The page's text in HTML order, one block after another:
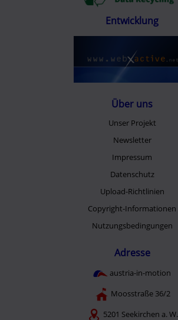
Entwicklung
Über uns
Unser Projekt
Newsletter
Impressum
Datenschutz
Upload-Richtlinien
Copyright-Informationen
Nutzungsbedingungen
Adresse
austria-in-motion
Moosstraße 36/2
5201 Seekirchen a. W.